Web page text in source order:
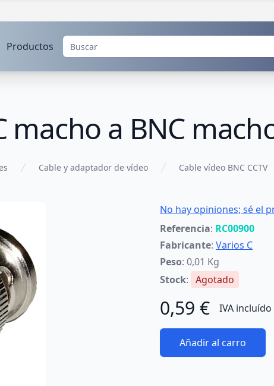
Productos
a BNC
Cable y adaptador de vídeo Cable vídeo BNC CCTV
No hay opiniones; sé el
Referencia: RC00900
Fabricante: Varios C
Peso: 0,01 Kg
Stock: Agotado
0,59 € IVA incluído
Añadir al carro